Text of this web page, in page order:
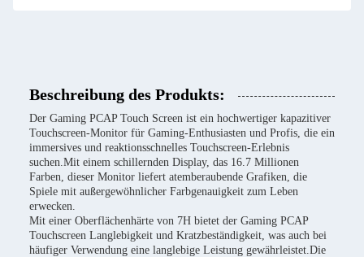
Beschreibung des Produkts:
Der Gaming PCAP Touch Screen ist ein hochwertiger kapazitiver
Touchscreen-Monitor für Gaming-Enthusiasten und Profis, die ein
immersives und reaktionsschnelles Touchscreen-Erlebnis
suchen.Mit einem schillernden Display, das 16.7 Millionen
Farben, dieser Monitor liefert atemberaubende Grafiken, die
Spiele mit außergewöhnlicher Farbgenauigkeit zum Leben
erwecken.
Mit einer Oberflächenhärte von 7H bietet der Gaming PCAP
Touchscreen Langlebigkeit und Kratzbeständigkeit, was auch bei
häufiger Verwendung eine langlebige Leistung gewährleistet.Die